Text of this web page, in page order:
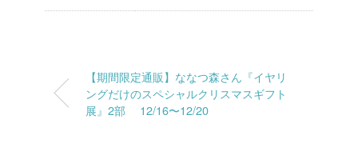
【期間限定通販】ななつ森さん『イヤリ
ングだけのスペシャルクリスマスギフト
展』2部 12/16〜12/20